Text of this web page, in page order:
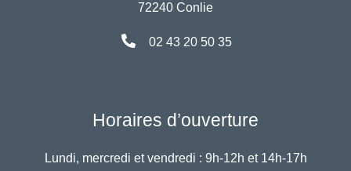
72240 Conlie
02 43 20 50 35
Horaires d’ouverture
Lundi, mercredi et vendredi : 9h-12h et 14h-17h